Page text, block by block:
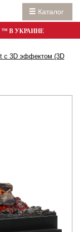
Каталог
В УКРАИНЕ
с 3D эффектом (3D